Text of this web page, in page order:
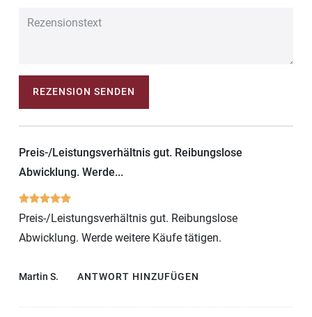
REZENSION SENDEN
Preis-/Leistungsverhältnis gut. Reibungslose
Abwicklung. Werde...
Preis-/Leistungsverhältnis gut. Reibungslose
Abwicklung. Werde weitere Käufe tätigen.
Martin S. ANTWORT HINZUFÜGEN